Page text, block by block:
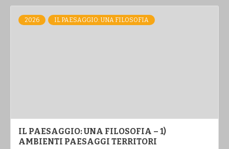
2026 IL PAESAGGIO: UNA FILOSOFIA
IL PAESAGGIO: UNA FILOSOFIA – 1)
AMBIENTI PAESAGGI TERRITORI